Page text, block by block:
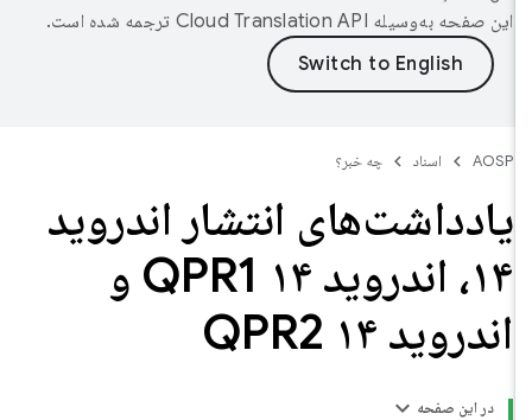
این صفحه به‌وسیله
‏Cloud Translation API‏ ترجمه شده است.
AOSP اسناد چه خبر؟
یادداشت‌های انتشار اندروید
۱۴، اندروید ۱۴ QPR1 و
اندروید ۱۴ QPR2
در این صفحه